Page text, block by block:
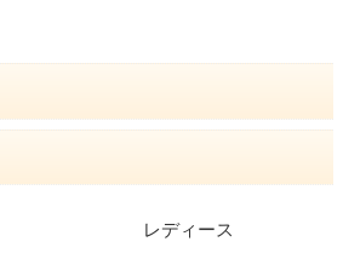
レディース